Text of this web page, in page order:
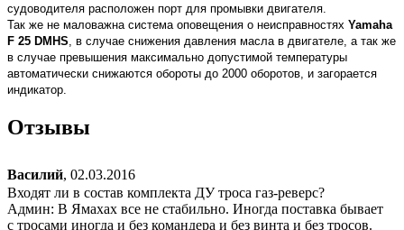
судоводителя расположен порт для промывки двигателя.
Так же не маловажна система оповещения о неисправностях Yamaha
F 25 DMHS , в случае снижения давления масла в двигателе, а так же
в случае превышения максимально допустимой температуры
автоматически снижаются обороты до 2000 оборотов, и загорается
индикатор.
Отзывы
Василий, 02.03.2016
Входят ли в состав комплекта ДУ троса газ-реверс?
Админ: В Ямахах все не стабильно. Иногда поставка бывает
с тросами иногда и без командера и без винта и без тросов.